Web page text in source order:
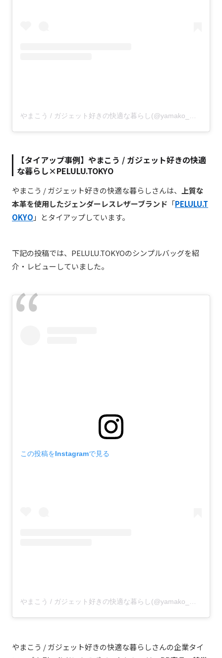
やまこう / ガジェット好きの快適な暮らし(@yamako_mini_free)がシェアした投稿
【タイアップ事例】 やまこう / ガジェット好きの快適
な暮らし×PELULU.TOKYO
やまこう / ガジェット好きの快適な暮らしさんは、 上質な
本革を使用したジェンダーレスレザーブランド 「PELULU.T
OKYO 」とタイアップしています。
下記の投稿では、PELULU.TOKYOのシンプルバッグを紹
介・レビューしていました。
この投稿をInstagramで見る
やまこう / ガジェット好きの快適な暮らし(@yamako_mini_free)がシェアした投稿
やまこう / ガジェット好きの快適な暮らしさんの企業タイ